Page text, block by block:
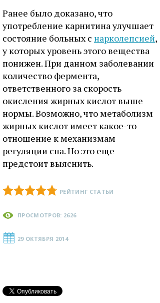
Ранее было доказано, что
употребление карнитина улучшает
состояние больных с нарколепсией,
у которых уровень этого вещества
понижен. При данном заболевании
количество фермента,
ответственного за скорость
окисления жирных кислот выше
нормы. Возможно, что метаболизм
жирных кислот имеет какое-то
отношение к механизмам
регуляции сна. Но это еще
предстоит выяснить.
РЕЙТИНГ СТАТЬИ
ПРОСМОТРОВ: 2626
29 ОКТЯБРЯ 2014